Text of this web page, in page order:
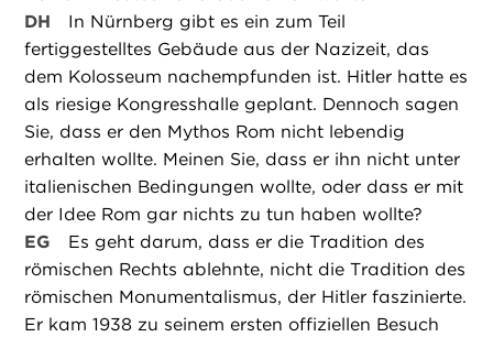
DH
In Nürnberg gibt es ein zum Teil
fertiggestelltes Gebäude aus der Nazizeit, das
dem Kolosseum nachempfunden ist. Hitler hatte es
als riesige Kongresshalle geplant. Dennoch sagen
Sie, dass er den Mythos Rom nicht lebendig
erhalten wollte. Meinen Sie, dass er ihn nicht unter
italienischen Bedingungen wollte, oder dass er mit
der Idee Rom gar nichts zu tun haben wollte?
EG
Es geht darum, dass er die Tradition des
römischen Rechts ablehnte, nicht die Tradition des
römischen Monumentalismus, der Hitler faszinierte.
Er kam 1938 zu seinem ersten offiziellen Besuch